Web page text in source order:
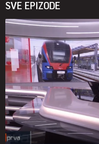
SVE EPIZODE